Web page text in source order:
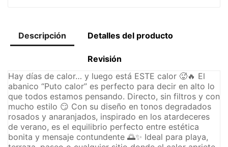
Descripción Detalles del producto
Revisión
Hay días de calor… y luego está ESTE calor 🥵🔥 El
abanico “Puto calor” es perfecto para decir en alto lo
que todos estamos pensando. Directo, sin filtros y con
mucho estilo 😏 Con su diseño en tonos degradados
rosados y anaranjados, inspirado en los atardeceres
de verano, es el equilibrio perfecto entre estética
bonita y mensaje contundente 🌅✨ Ideal para playa,